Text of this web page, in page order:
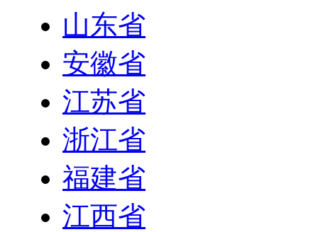
山东省
安徽省
江苏省
浙江省
福建省
江西省